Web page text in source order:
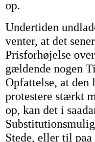
op.
Undertiden
venter, at det
Prisforhøjelse
gældende nogen
Opfattelse, at den
protestere stærkt
op, kan det i
Stede, eller til paa